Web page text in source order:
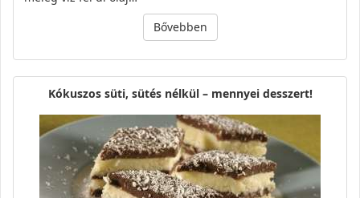
Bővebben
Kókuszos süti, sütés nélkül – mennyei desszert!